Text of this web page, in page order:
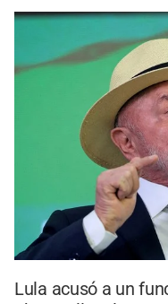
Lula acusó a un